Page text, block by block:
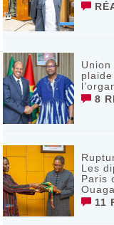
8
Les
Paris
11